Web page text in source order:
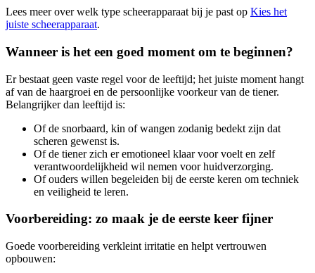
Lees meer over welk type scheerapparaat bij je past op Kies het
juiste scheerapparaat.
Wanneer is het een goed moment om te beginnen?
Er bestaat geen vaste regel voor de leeftijd; het juiste moment hangt
af van de haargroei en de persoonlijke voorkeur van de tiener.
Belangrijker dan leeftijd is:
Of de snorbaard, kin of wangen zodanig bedekt zijn dat
scheren gewenst is.
Of de tiener zich er emotioneel klaar voor voelt en zelf
verantwoordelijkheid wil nemen voor huidverzorging.
Of ouders willen begeleiden bij de eerste keren om techniek
en veiligheid te leren.
Voorbereiding: zo maak je de eerste keer fijner
Goede voorbereiding verkleint irritatie en helpt vertrouwen
opbouwen: